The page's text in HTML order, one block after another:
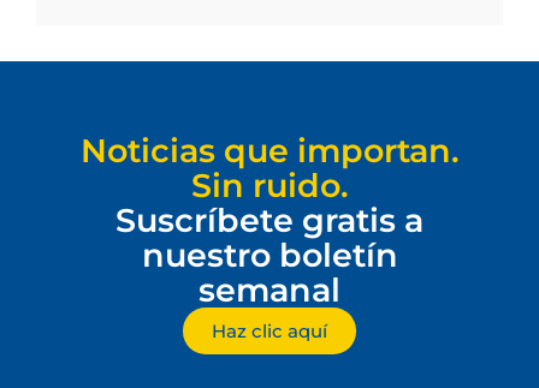
Noticias que importan.
Sin ruido.
Suscríbete gratis a
nuestro boletín
semanal
Haz clic aquí